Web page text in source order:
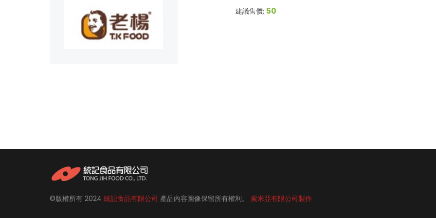
建議售價: 50
©版權所有 2024 統記食品有限公司 產品內容圖像保留所有權利。 索米亞有限公司製作